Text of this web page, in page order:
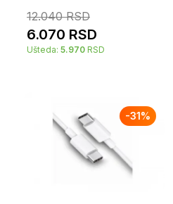
12.040RSD
6.070 RSD
Ušteda: 5.970 RSD
-31%